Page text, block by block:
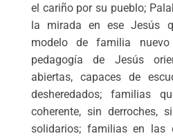
el cariño por su pueblo;
la mirada en ese Jesús
modelo de familia
pedagogía de Jesús
abiertas, capaces de
desheredados; familias
coherente, sin derroches,
solidarios; familias en las